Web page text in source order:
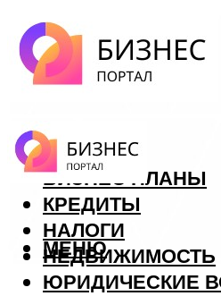
ФОРЕКС
БИЗНЕС ПЛАНЫ
КРЕДИТЫ
НАЛОГИ
НЕДВИЖИМОСТЬ
ЮРИДИЧЕСКИЕ
МЕНЮ